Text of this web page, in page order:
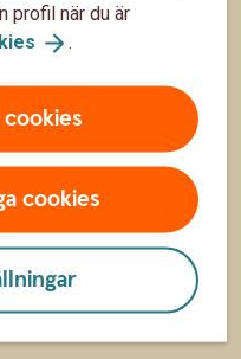
profil när du är
.
cookies